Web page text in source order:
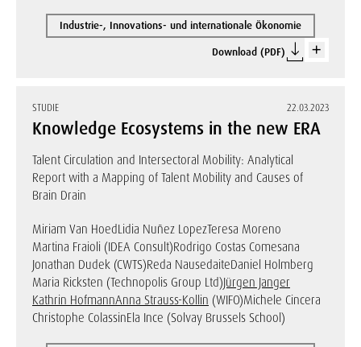
Industrie-, Innovations- und internationale Ökonomie
Download (PDF)
STUDIE 22.03.2023
Knowledge Ecosystems in the new ERA
Talent Circulation and Intersectoral Mobility: Analytical
Report with a Mapping of Talent Mobility and Causes of
Brain Drain
Miriam Van HoedLidia Nuñez LopezTeresa Moreno
Martina Fraioli (IDEA Consult)Rodrigo Costas Comesana
Jonathan Dudek (CWTS)Reda NausedaiteDaniel Holmberg
Maria Ricksten (Technopolis Group Ltd)Jürgen Janger
Kathrin HofmannAnna Strauss-Kollin (WIFO)Michele Cincera
Christophe ColassinEla Ince (Solvay Brussels School)